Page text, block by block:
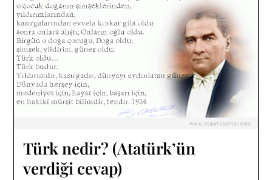
Türk nedir? (Atatürk’ün
verdiği cevap)